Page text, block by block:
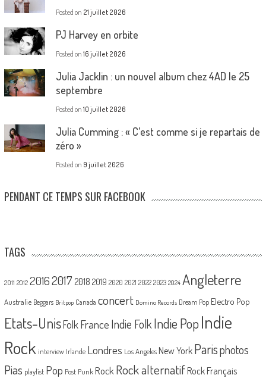
Posted on 21 juillet 2026
PJ Harvey en orbite
Posted on 16 juillet 2026
Julia Jacklin : un nouvel album chez 4AD le 25
septembre
Posted on 10 juillet 2026
Julia Cumming : « C’est comme si je repartais de
zéro »
Posted on 9 juillet 2026
PENDANT CE TEMPS SUR FACEBOOK
TAGS
2011 2012 20162017 2018 2019 2020 2021 2022 2023 2024 Angleterre
Australie Beggars Britpop Canada concert Domino Records Dream Pop Electro Pop
Etats-UnisFolk France Indie FolkIndie PopIndie
Rock interview Irlande Londres Los Angeles New York Parisphotos
Pias playlist Pop Post Punk Rock Rock alternatif Rock Français